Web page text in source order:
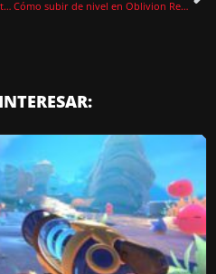
The Elder Scrolls IV Oblivion Remastered ya disponible con Unreal Engine 5, edición Deluxe y mejoras Cómo subir de nivel en Oblivion Remastered